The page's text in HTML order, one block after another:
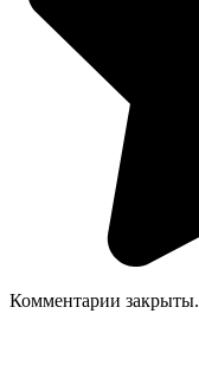
Комментарии закрыты.